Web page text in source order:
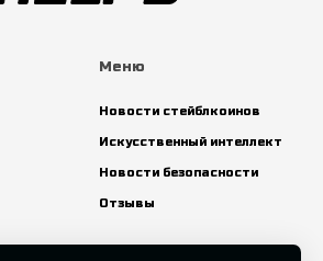
Меню
Новости стейблкоинов
Искусственный интеллект
Новости безопасности
Отзывы